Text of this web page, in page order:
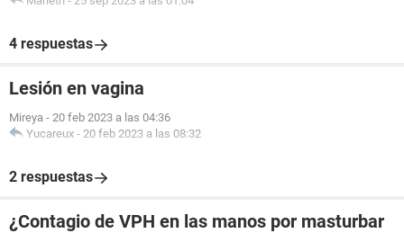
4 respuestas
Lesión en vagina
Mireya - 20 feb 2023 a las 04:36
Yucareux - 20 feb 2023 a las 08:32
2 respuestas
¿Contagio de VPH en las manos por masturbar